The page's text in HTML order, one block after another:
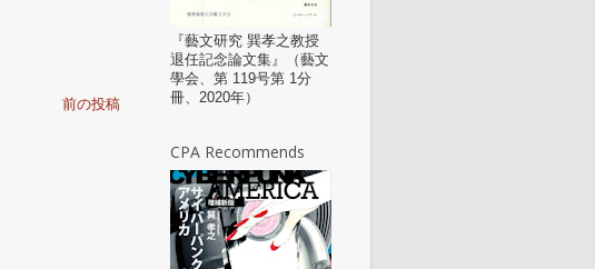
前の投稿
『藝文研究 巽孝之教授
退任記念論文集』（藝文
學会、第 119号第 1分
冊、2020年）
CPA Recommends